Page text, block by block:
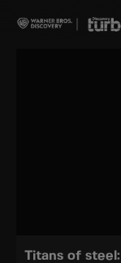
Titans of